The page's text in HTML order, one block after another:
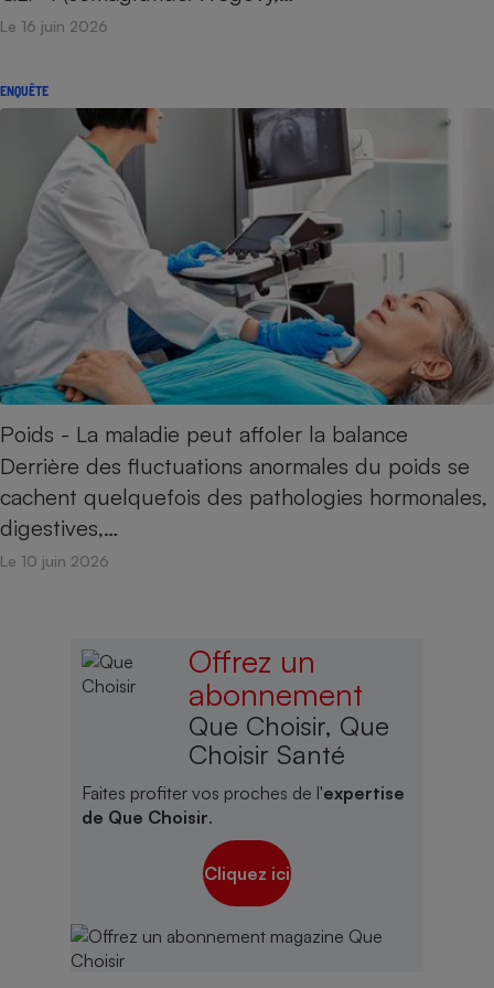
Le 16 juin 2026
ENQUÊTE
Poids - La maladie peut affoler la balance
Derrière des fluctuations anormales du poids se
cachent quelquefois des pathologies hormonales,
digestives,…
Le 10 juin 2026
Offrez un
abonnement
Que Choisir, Que
Choisir Santé
Faites profiter vos proches de l'expertise
de Que Choisir.
Cliquez ici